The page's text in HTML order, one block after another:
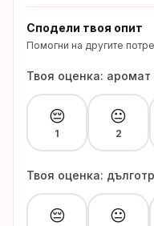
Сподели твоя опит
Помогни на другите
Твоя оценка: аромат
😔
1
😐
2
Твоя оценка:
😔 😐